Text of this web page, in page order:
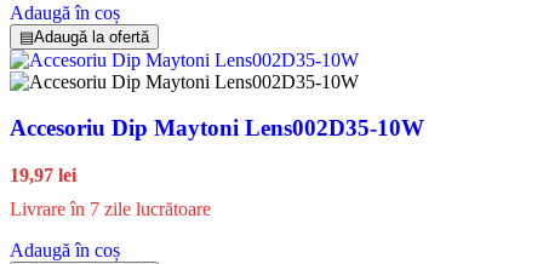
Adaugă în coș
▤Adaugă la ofertă
Accesoriu Dip Maytoni Lens002D35-10W
19,97 lei
Livrare în 7 zile lucrătoare
Adaugă în coș